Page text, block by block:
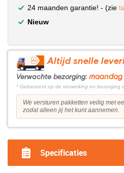
24 maanden garantie! - (zie
Nieuw
Altijd snelle
Verwachte bezorging: maandag
* Gebaseerd op de verwerking en bezorging
We versturen pakketten veilig met
zodat alleen jij het kunt aannemen.
Specificaties